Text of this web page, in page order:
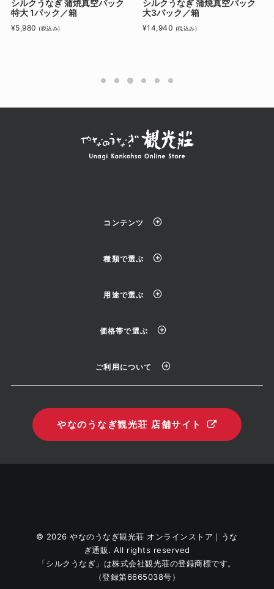
シルクうなぎ 蒲焼真空パック
特大 1パック／箱
¥5,980 (税込み)
シルクうなぎ 蒲焼真空パック
大3パック／箱
¥14,940 (税込み)
コンテンツ
種類で選ぶ
用途で選ぶ
価格帯で選ぶ
ご利用について
やなのうなぎ観光荘 店舗サイト
© 2026 やなのうなぎ観光荘 オンラインストア｜うな
ぎ通販. All rights reserved
「シルクうなぎ」は株式会社観光荘の登録商標です。
（登録第6665038号）